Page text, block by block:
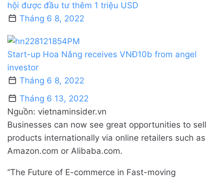
hội được đầu tư thêm 1 triệu USD
Tháng 6 8, 2022
Start-up Hoa Nắng receives VNĐ10b from angel
investor
Tháng 6 8, 2022
Tháng 6 13, 2022
Nguồn: vietnaminsider.vn
Businesses can now see great opportunities to sell
products internationally via online retailers such as
Amazon.com or Alibaba.com.
“The Future of E-commerce in Fast-moving